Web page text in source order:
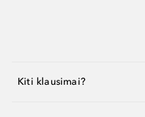
Kiti klausimai?